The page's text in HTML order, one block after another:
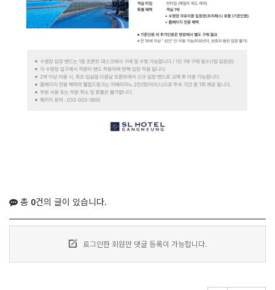
총 0건의 글이 있습니다.
로그인한 회원만 댓글 등록이 가능합니다.